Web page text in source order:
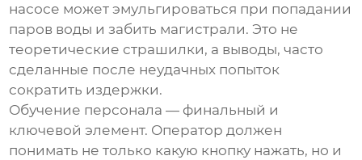
насосе может эмульгироваться при попадании
паров воды и забить магистрали. Это не
теоретические страшилки, а выводы, часто
сделанные после неудачных попыток
сократить издержки.
Обучение персонала — финальный и
ключевой элемент. Оператор должен
понимать не только какую кнопку нажать, но и